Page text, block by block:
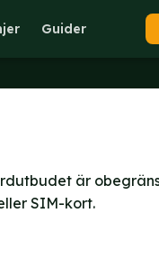
Guider
är
SIM-kort.